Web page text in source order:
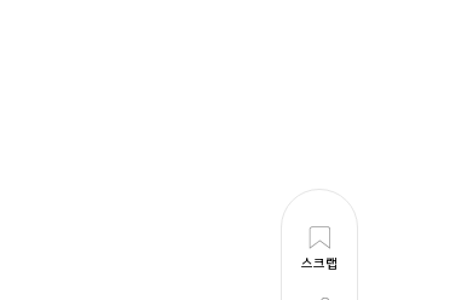
스크랩